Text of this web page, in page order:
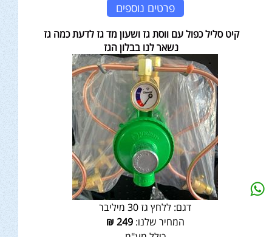
פרטים נוספים
קיט סליל כפול עם ווסת גז ושעון מד גז לדעת כמה גז
נשאר לנו בבלון הגז
דגם: ללחץ גז 30 מיליבר
המחיר שלנו:249
₪